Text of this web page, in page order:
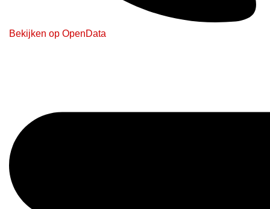
Bekijken op OpenData